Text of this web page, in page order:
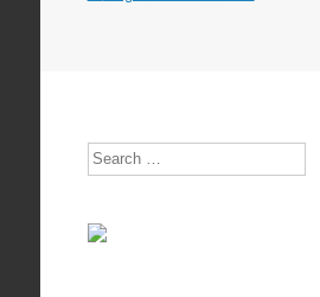
Search